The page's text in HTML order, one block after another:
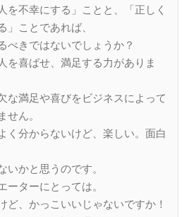
を不幸にする」ことと、「正しく
」ことであれば、
べきではないでしょうか？
を喜ばせ、満足する力がありま
な満足や喜びをビジネスによって
せん。
く分からないけど、楽しい。面白
いかと思うのです。
ーターにとっては。
ど、かっこいいじゃないですか！